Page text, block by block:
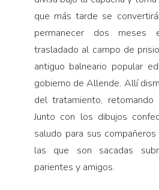
que más tarde se
permanecer dos
trasladado al campo de
antiguo balneario popular
gobierno de Allende. Allí
del tratamiento,
Junto con los dibujos
saludo para sus
las que son sacadas
parientes y amigos.